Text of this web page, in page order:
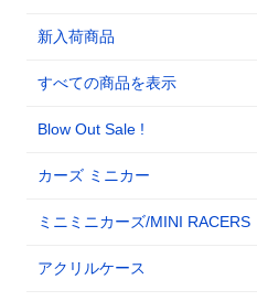
新入荷商品
すべての商品を表示
Blow Out Sale !
カーズ ミニカー
ミニミニカーズ/MINI RACERS
アクリルケース